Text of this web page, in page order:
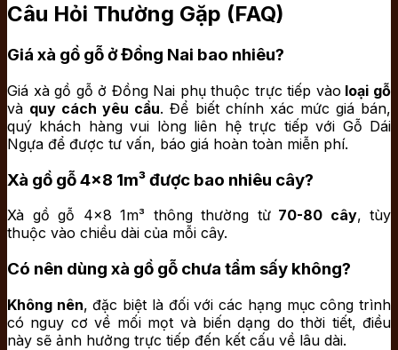
Câu Hỏi Thường Gặp (FAQ)
Giá xà gồ gỗ ở Đồng Nai bao nhiêu?
Giá xà gồ gỗ ở Đồng Nai phụ thuộc trực tiếp vào loại gỗ
và quy cách yêu cầu. Để biết chính xác mức giá bán,
quý khách hàng vui lòng liên hệ trực tiếp với Gỗ Dái
Ngựa để được tư vấn, báo giá hoàn toàn miễn phí.
Xà gồ gỗ 4×8 1m³ được bao nhiêu cây?
Xà gồ gỗ 4×8 1m³ thông thường từ70-80 cây, tùy
thuộc vào chiều dài của mỗi cây.
Có nên dùng xà gồ gỗ chưa tẩm sấy không?
Không nên, đặc biệt là đối với các hạng mục công trình
có nguy cơ về mối mọt và biến dạng do thời tiết, điều
này sẽ ảnh hưởng trực tiếp đến kết cấu về lâu dài.